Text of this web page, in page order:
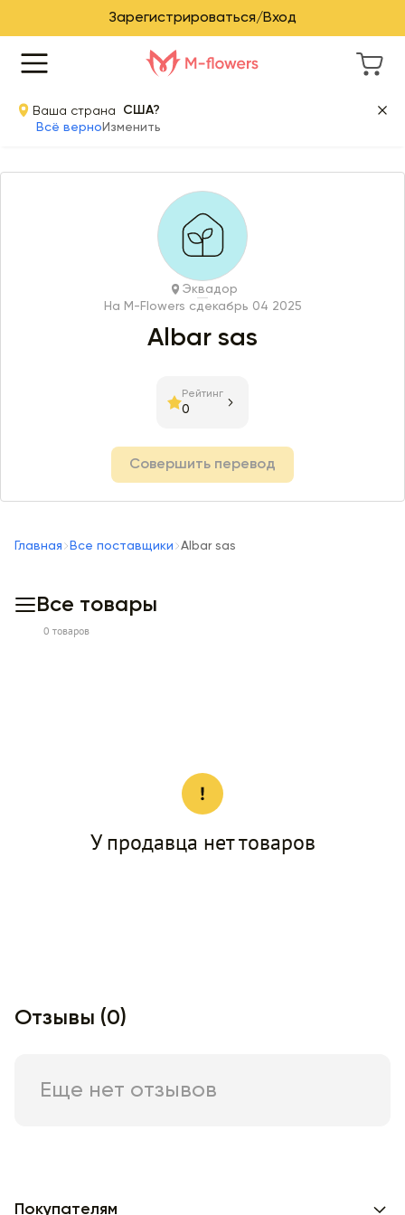
Зарегистрироваться/Вход
Ваша страна
США?
Всё верно Изменить
Эквадор
На M-Flowers сдекабрь 04 2025
Albar sas
Рейтинг
0
Совершить перевод
Главная Все поставщики Albar sas
Все товары
0 товаров
У продавца нет товаров
Отзывы (0)
Еще нет отзывов
Покупателям